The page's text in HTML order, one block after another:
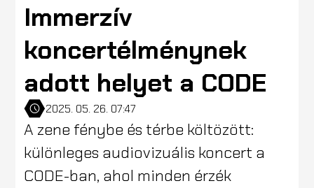
Immerzív
koncertélménynek
adott helyet a CODE
2025. 05. 26. 07:47
A zene fénybe és térbe költözött:
különleges audiovizuális koncert a
CODE-ban, ahol minden érzék